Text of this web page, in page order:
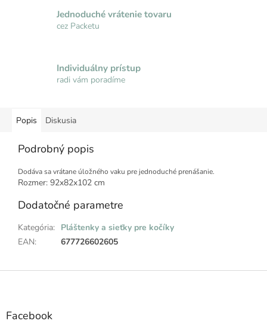
Jednoduché vrátenie tovaru
cez Packetu
Individuálny prístup
radi vám poradíme
Popis Diskusia
Podrobný popis
Dodáva sa vrátane úložného vaku pre jednoduché prenášanie.
Rozmer: 92x82x102 cm
Dodatočné parametre
Kategória: Pláštenky a sieťky pre kočíky
EAN: 677726602605
Z
Facebook